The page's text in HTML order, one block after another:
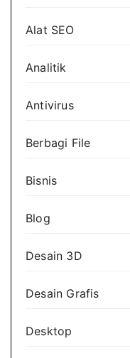
Alat SEO
Analitik
Antivirus
Berbagi File
Bisnis
Blog
Desain 3D
Desain Grafis
Desktop